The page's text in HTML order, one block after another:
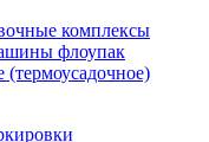
комплексы
флоупак
(термоусадочное)